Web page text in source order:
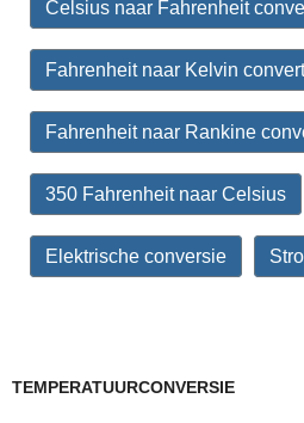
Celsius naar Fahrenheit
Fahrenheit naar Kelvin
Fahrenheit naar Rankine
350 Fahrenheit naar Celsius
Elektrische conversie
TEMPERATUURCONVERSIE